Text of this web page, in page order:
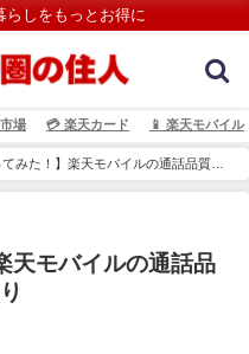
らしをもっとお得に
場 💳️ 楽天カード 📱 楽天モバイル
てみた！】楽天モバイルの通話品質は
天モバイルの通話品